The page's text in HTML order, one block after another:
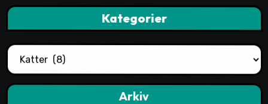
Kategorier
Kategorier
Arkiv